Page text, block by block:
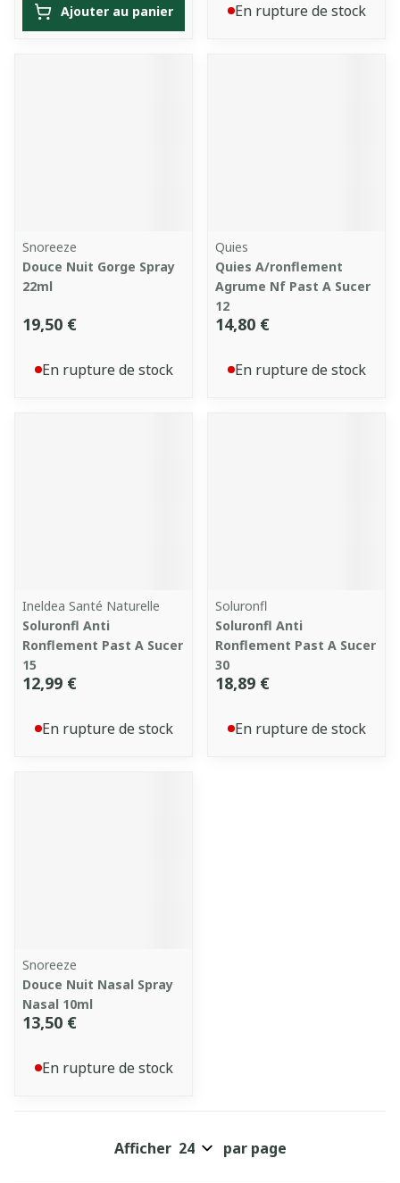
Ajouter au panier En rupture de stock
Snoreeze
Douce Nuit Gorge Spray
22ml
19,50 €
En rupture de stock
Quies
Quies A/ronflement
Agrume Nf Past A Sucer
12
14,80 €
En rupture de stock
Ineldea Santé Naturelle
Soluronfl Anti
Ronflement Past A Sucer
15
12,99 €
En rupture de stock
Soluronfl
Soluronfl Anti
Ronflement Past A Sucer
30
18,89 €
En rupture de stock
Snoreeze
Douce Nuit Nasal Spray
Nasal 10ml
13,50 €
En rupture de stock
Afficher par page